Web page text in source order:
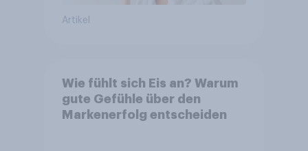
Artikel
Wie fühlt sich Eis an? Warum
gute Gefühle über den
Markenerfolg entscheiden